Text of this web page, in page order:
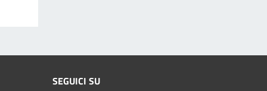
SEGUICI SU